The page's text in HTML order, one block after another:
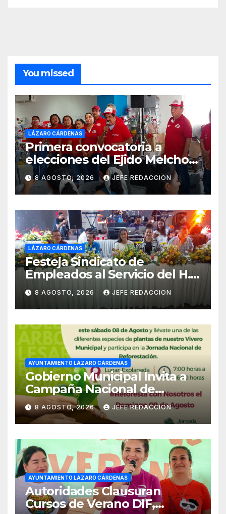
You missed
LÁZARO CÁRDENAS
Primera convocatoria a
elecciones del Ejido Melchor
Ocampo en Lázaro Cárdenas
el domingo
8 AGOSTO, 2026 JEFE REDACCION
LÁZARO CÁRDENAS
Festeja Sindicato de
Empleados al Servicio del H.
Ayuntamiento de LZC Día del
Empleado Municipal
8 AGOSTO, 2026 JEFE REDACCION
AYUNTAMIENTO LÁZARO CÁRDENAS
Gobierno Municipal Invita a
Campaña Nacional de
Reforestación
8 AGOSTO, 2026 JEFE REDACCION
AYUNTAMIENTO LÁZARO CÁRDENAS
Autoridades Clausuran
Cursos de Verano DIF,